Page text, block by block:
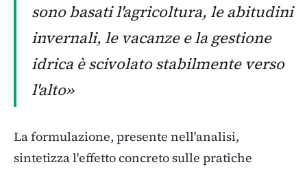
sono basati l'agricoltura, le abitudini
invernali, le vacanze e la gestione
idrica è scivolato stabilmente verso
l'alto»
La formulazione, presente nell'analisi,
sintetizza l'effetto concreto sulle pratiche